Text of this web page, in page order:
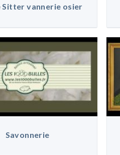
Sitter vannerie osier
Savonnerie